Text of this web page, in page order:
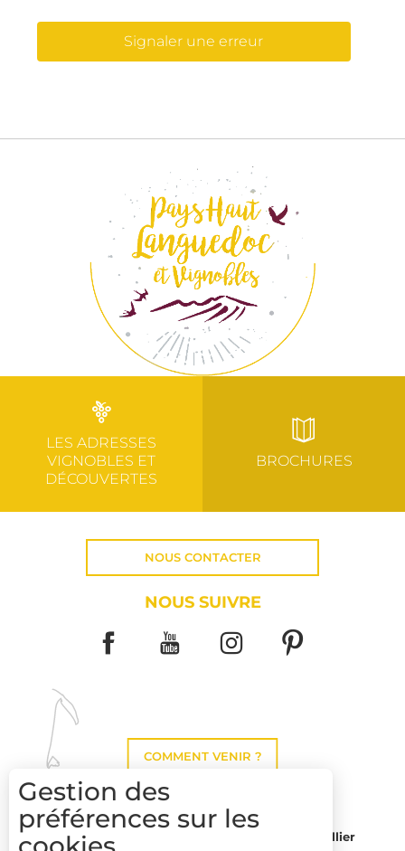
Signaler une erreur
LES ADRESSES
VIGNOBLES ET
DÉCOUVERTES
BROCHURES
NOUS CONTACTER
NOUS SUIVRE
COMMENT VENIR ?
Montpellier
Gestion des
préférences sur les